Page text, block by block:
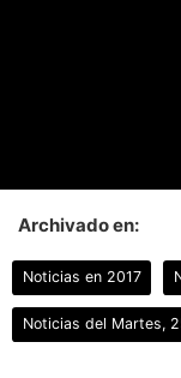
Archivado en:
Noticias en 2017
Noticias del Martes,